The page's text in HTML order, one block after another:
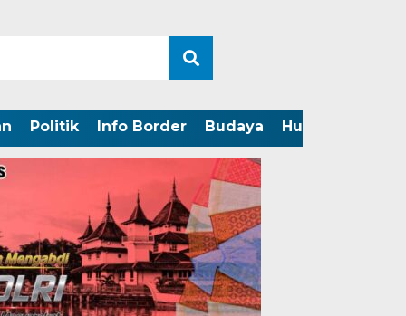
Politik Info Border Budaya Hukum